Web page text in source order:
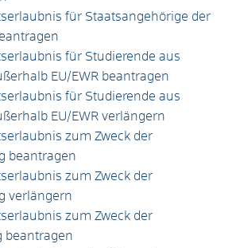
für Staatsangehörige der
für Studierende aus
EU/EWR beantragen
für Studierende aus
EU/EWR verlängern
zum Zweck der
beantragen
zum Zweck der
verlängern
zum Zweck der
beantragen